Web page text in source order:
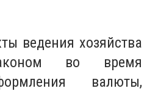
ведения хозяйства
во время
валюты,